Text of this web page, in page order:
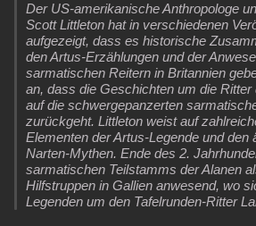
Der US-amerikanische Anthropologe
Scott Littleton hat in verschiedenen
aufgezeigt, dass es historische
den Artus-Erzählungen und der
sarmatischen Reitern in Britannien
an, dass die Geschichten um die Ritter
auf die schwergepanzerten
zurückgeht. Littleton weist auf
Elementen der Artus-Legende und den
Narten-Mythen. Ende des 2.
sarmatischen Teilstamms der Alanen
Hilfstruppen in Gallien anwesend, wo
Legenden um den Tafelrunden-Ritter